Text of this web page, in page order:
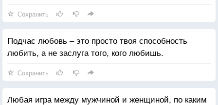
Сохранить
Подчас любовь – это просто твоя способность
любить, а не заслуга того, кого любишь.
Сохранить
Любая игра между мужчиной и женщиной, по каким